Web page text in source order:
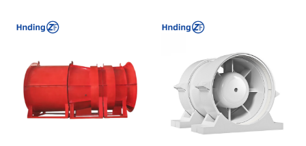
надежной вентиляции
оптимизации работы